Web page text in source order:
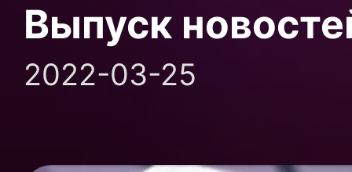
Выпуск
2022-03-25